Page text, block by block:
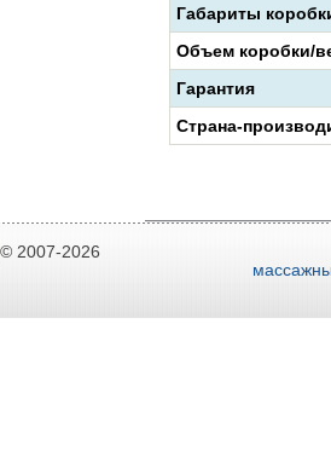
Габариты
Объем коробки/
Гарантия
Страна-
© 2007-2026